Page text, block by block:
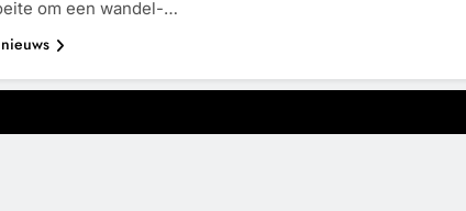
om een wandel-…